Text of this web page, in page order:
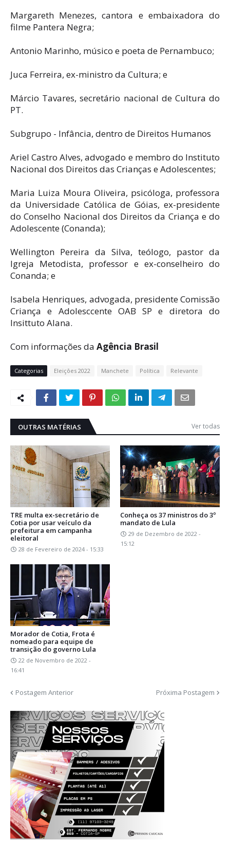
Margareth Menezes, cantora e embaixadora do
filme Pantera Negra;
Antonio Marinho, músico e poeta de Pernambuco;
Juca Ferreira, ex-ministro da Cultura; e
Márcio Tavares, secretário nacional de Cultura do
PT.
Subgrupo - Infância, dentro de Direitos Humanos
Ariel Castro Alves, advogado e membro do Instituto
Nacional dos Direitos das Crianças e Adolescentes;
Maria Luiza Moura Oliveira, psicóloga, professora
da Universidade Católica de Góias, ex-presidente
do Conselho Nacional dos Direitos da Criança e do
Adolescente (Conanda);
Wellington Pereira da Silva, teólogo, pastor da
Igreja Metodista, professor e ex-conselheiro do
Conanda; e
Isabela Henriques, advogada, presidente Comissão
Criança e Adolesccente OAB SP e diretora do
Insittuto Alana.
Com informações da Agência Brasil
Categorias Eleições 2022 Manchete Política Relevante
OUTRAS MATÉRIAS Ver todas
TRE multa ex-secretário de
Cotia por usar veículo da
prefeitura em campanha
eleitoral
28 de Fevereiro de 2024 - 15:33
Conheça os 37 ministros do 3º
mandato de Lula
29 de Dezembro de 2022 -
15:12
Morador de Cotia, Frota é
nomeado para equipe de
transição do governo Lula
22 de Novembro de 2022 -
16:41
Postagem Anterior Próxima Postagem